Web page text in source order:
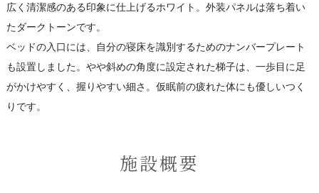
広く清潔感のある印象に仕上げるホワイト。外装パネルは落ち着い
たダークトーンです。
ベッドの入口には、自分の寝床を識別するためのナンバープレート
も設置しました。やや斜めの角度に設定された梯子は、一歩目に足
がかけやすく、握りやすい細さ。仮眠前の疲れた体にも優しいつく
りです。
施設概要